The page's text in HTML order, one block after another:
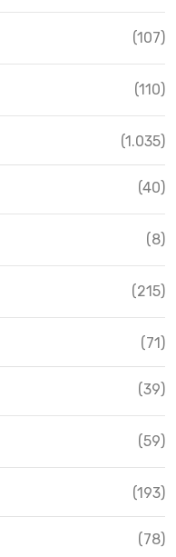
(107)
(110)
(1.035)
(40)
(8)
(215)
(71)
(39)
(59)
(193)
(78)